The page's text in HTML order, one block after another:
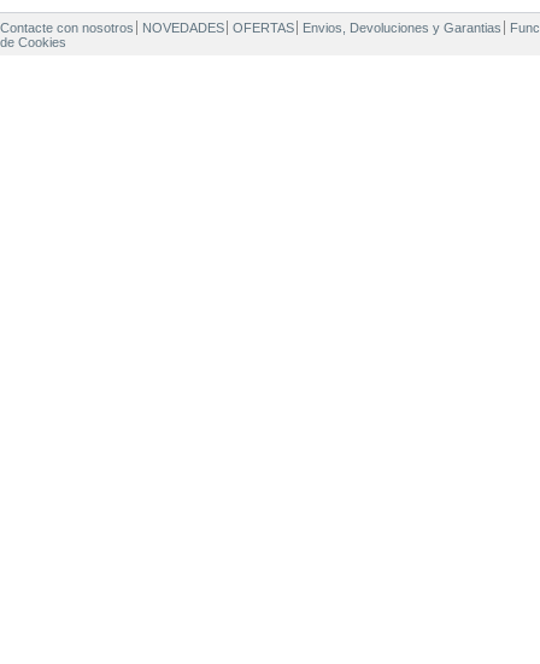
Contacte con nosotros NOVEDADES OFERTAS Envios, Devoluciones y Garantias
de Cookies